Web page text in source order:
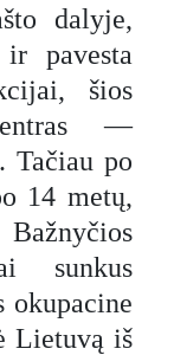
dalyje,
pavesta
šios
—
Tačiau po
14 metų,
sunkus
okupacine
Lietuvą iš